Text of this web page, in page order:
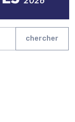
chercher